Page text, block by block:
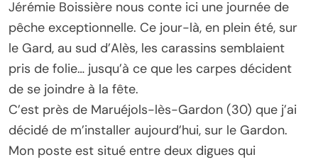
Jérémie Boissière nous conte ici une journée de
pêche exceptionnelle. Ce jour-là, en plein été, sur
le Gard, au sud d’Alès, les carassins semblaient
pris de folie… jusqu’à ce que les carpes décident
de se joindre à la fête.
C’est près de Maruéjols-lès-Gardon (30) que j’ai
décidé de m’installer aujourd’hui, sur le Gardon.
Mon poste est situé entre deux digues qui